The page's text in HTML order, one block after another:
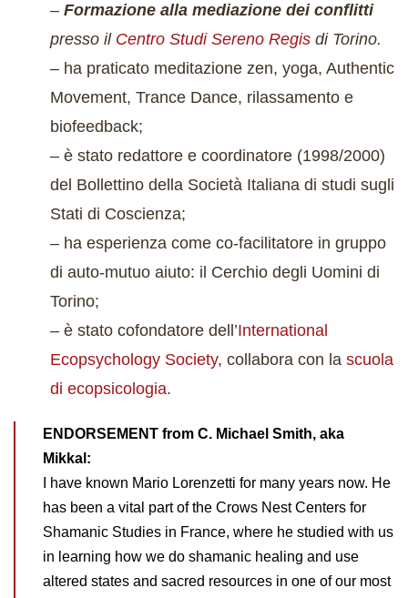
– Formazione alla mediazione dei conflitti
presso il Centro Studi Sereno Regis di Torino.
– ha praticato meditazione zen, yoga, Authentic
Movement, Trance Dance, rilassamento e
biofeedback;
– è stato redattore e coordinatore (1998/2000)
del Bollettino della Società Italiana di studi sugli
Stati di Coscienza;
– ha esperienza come co-facilitatore in gruppo
di auto-mutuo aiuto: il Cerchio degli Uomini di
Torino;
– è stato cofondatore dell’International
Ecopsychology Society, collabora con la scuola
di ecopsicologia.
ENDORSEMENT from C. Michael Smith, aka
Mikkal:
I have known Mario Lorenzetti for many years now. He
has been a vital part of the Crows Nest Centers for
Shamanic Studies in France, where he studied with us
in learning how we do shamanic healing and use
altered states and sacred resources in one of our most